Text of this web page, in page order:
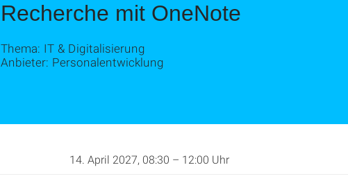
Recherche mit OneNote
Thema: IT & Digitalisierung
Anbieter: Personalentwicklung
14. April 2027, 08:30 – 12:00 Uhr